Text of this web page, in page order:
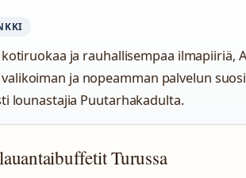
kotiruokaa ja rauhallisempaa ilmapiiriä,
ja nopeamman palvelun
lounastajia Puutarhakadulta.
Turussa